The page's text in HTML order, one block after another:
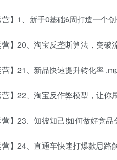
营】1、新手0基础6周打造一个
营】20、淘宝反垄断算法，突破
营】21、新品快速提升转化率
营】22、淘宝反作弊模型，让你
营】23、知彼知己!如何做好竞品
营】24、直通车快速打爆款思路